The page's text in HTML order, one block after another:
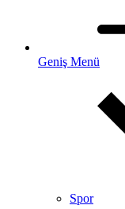
Geniş Menü
Spor